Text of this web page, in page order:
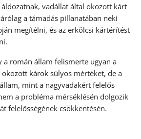
vadállat által okozott kárt
a támadás pillanatában neki
megítélni, és az erkölcsi kártérítést
a román állam felismerte ugyan a
károk súlyos mértéket, de a
mint a nagyvadakért felelős
a probléma mérséklésén dolgozik
felelősségének csökkentésén.